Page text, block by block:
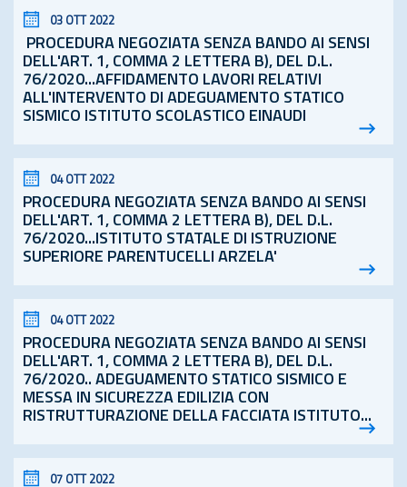
03 OTT 2022
PROCEDURA NEGOZIATA SENZA BANDO AI SENSI
DELL'ART. 1, COMMA 2 LETTERA B), DEL D.L.
76/2020...AFFIDAMENTO LAVORI RELATIVI
ALL'INTERVENTO DI ADEGUAMENTO STATICO
SISMICO ISTITUTO SCOLASTICO EINAUDI
04 OTT 2022
PROCEDURA NEGOZIATA SENZA BANDO AI SENSI
DELL'ART. 1, COMMA 2 LETTERA B), DEL D.L.
76/2020...ISTITUTO STATALE DI ISTRUZIONE
SUPERIORE PARENTUCELLI ARZELA'
04 OTT 2022
PROCEDURA NEGOZIATA SENZA BANDO AI SENSI
DELL'ART. 1, COMMA 2 LETTERA B), DEL D.L.
76/2020.. ADEGUAMENTO STATICO SISMICO E
MESSA IN SICUREZZA EDILIZIA CON
RISTRUTTURAZIONE DELLA FACCIATA ISTITUTO...
07 OTT 2022